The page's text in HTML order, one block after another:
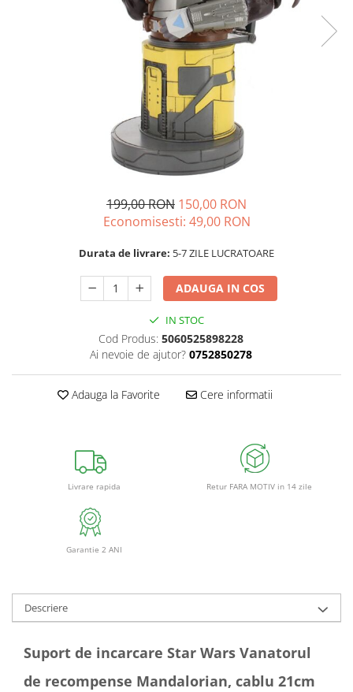
199,00 RON 150,00 RON
Economisesti: 49,00 RON
Durata de livrare: 5-7 ZILE LUCRATOARE
ADAUGA IN COS
IN STOC
Cod Produs: 5060525898228
Ai nevoie de ajutor? 0752850278
Adauga la Favorite Cere informatii
Livrare rapida Retur FARA MOTIV in 14 zile
Garantie 2 ANI
Descriere
Suport de incarcare Star Wars Vanatorul
de recompense Mandalorian, cablu 21cm